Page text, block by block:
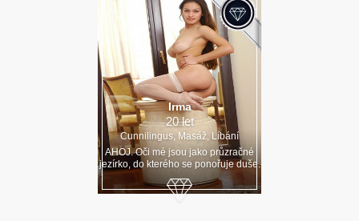
Irma
20 let
Cunnilingus, Masáž, Líbání
AHOJ. Oči mé jsou jako průzračné
jezírko, do kterého se ponořuje duše.